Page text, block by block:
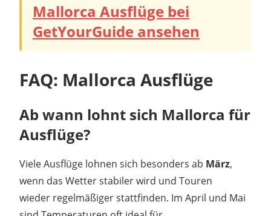
Mallorca Ausflüge bei
GetYourGuide ansehen
FAQ: Mallorca Ausflüge
Ab wann lohnt sich Mallorca für
Ausflüge?
Viele Ausflüge lohnen sich besonders ab März,
wenn das Wetter stabiler wird und Touren
wieder regelmäßiger stattfinden. Im April und Mai